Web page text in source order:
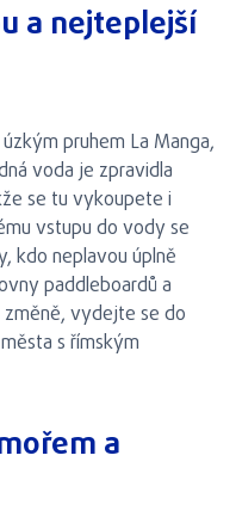
a nejteplejší
pruhem La Manga,
voda je zpravidla
se tu vykoupete i
vstupu do vody se
kdo neplavou úplně
paddleboardů a
vydejte se do
s římským
a